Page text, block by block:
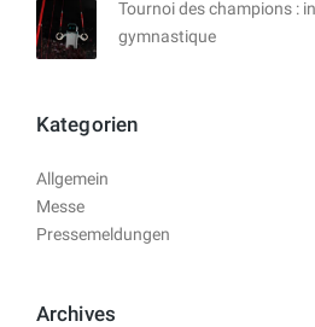
Tournoi des champions :
gymnastique
Kategorien
Allgemein
Messe
Pressemeldungen
Archives